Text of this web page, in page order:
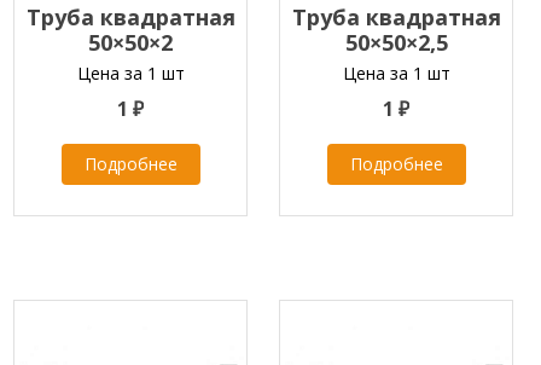
Труба квадратная
50×50×2
Цена за 1 шт
1 ₽
Подробнее
Труба квадратная
50×50×2,5
Цена за 1 шт
1 ₽
Подробнее